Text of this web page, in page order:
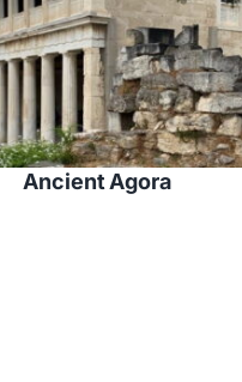
Ancient Agora